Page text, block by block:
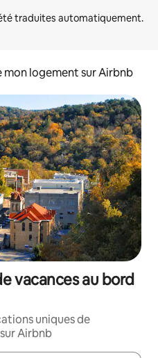
mon logement sur Airbnb
vacances au bord
uniques de
Airbnb